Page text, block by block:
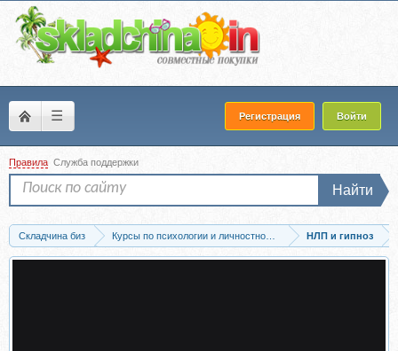
☰ Регистрация Войти
Правила Служба поддержки
Найти
Складчина биз Курсы по психологии и личностному развитиюНЛП и гипноз
Скачать Телесно-ориентированная терапия в работе с травмой и кризисными...